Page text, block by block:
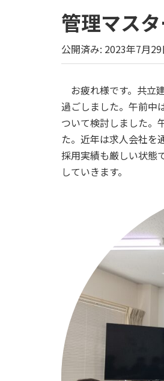
管理マス
公開済み: 2023年7月29
お疲れ様です。共立
過ごしました。午前中
ついて検討しました。
た。近年は求人会社を
採用実績も厳しい状態
していきます。